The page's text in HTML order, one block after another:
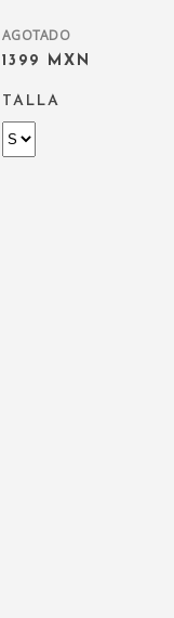
AGOTADO
1399 MXN
TALLA